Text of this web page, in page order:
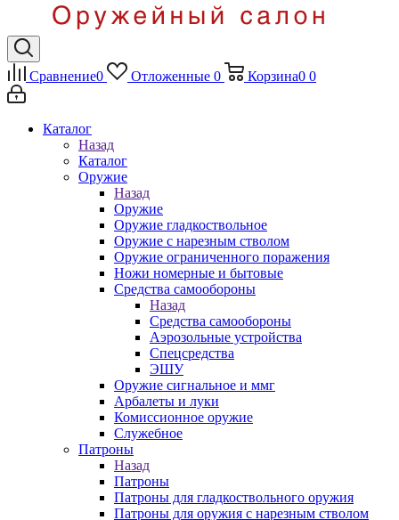
Сравнение0 Отложенные 0 Корзина0 0
Каталог
Назад
Каталог
Оружие
Назад
Оружие
Оружие гладкоствольное
Оружие с нарезным стволом
Оружие ограниченного поражения
Ножи номерные и бытовые
Средства самообороны
Назад
Средства самообороны
Аэрозольные устройства
Спецсредства
ЭШУ
Оружие сигнальное и ммг
Арбалеты и луки
Комиссионное оружие
Служебное
Патроны
Назад
Патроны
Патроны для гладкоствольного оружия
Патроны для оружия с нарезным стволом